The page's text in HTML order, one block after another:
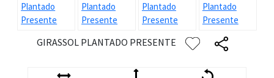
GIRASSOL PLANTADO PRESENTE